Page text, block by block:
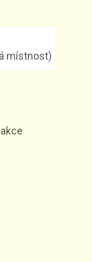
místnost)